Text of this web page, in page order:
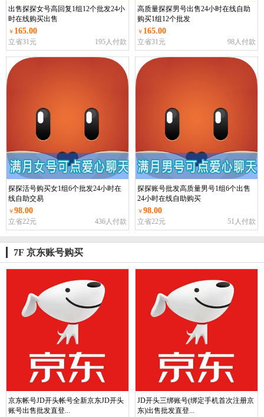
出售探探女号高回复1组12个批发24小
时在线购买出售
￥ 165.00
立省31元 195人付款
高质量探探男号出售24小时在线自助
购买1组12个批发
￥ 165.00
立省31元 98人付款
探探活号购买女1组6个批发24小时在
线自助交易
￥98.00
立省22元 436人付款
探探账号批发高质量男号1组6个出售
24小时在线自助购买
￥98.00
立省22元 51人付款
7F 京东账号购买
京东帐号JD开头帐号全新京东JD开头
账号出售批发直登...
JD开头三绑账号(绑定手机首次注册京
东)出售批发直登...